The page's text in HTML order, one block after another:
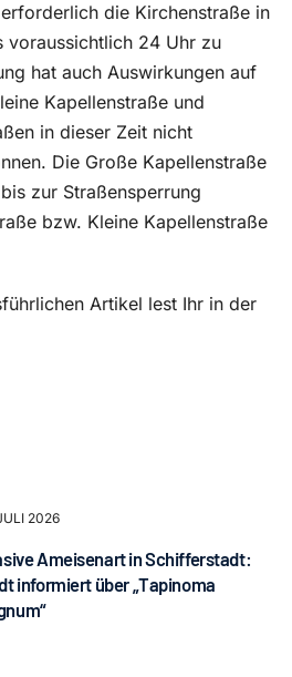
die Kirchenstraße in
voraussichtlich 24 Uhr zu
hat auch Auswirkungen auf
Kapellenstraße und
in dieser Zeit nicht
Die Große Kapellenstraße
zur Straßensperrung
bzw. Kleine Kapellenstraße
Artikel lest Ihr in der
2026
Ameisenart in Schifferstadt:
informiert über „Tapinoma